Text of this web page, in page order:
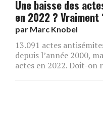
Une baisse des
en 2022 ? Vraiment
par Marc Knobel
13.091 actes
depuis l’année 2000,
actes en 2022. Doit-on